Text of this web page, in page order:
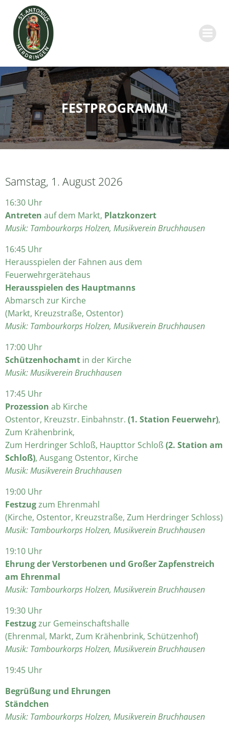
FESTPROGRAMM
Samstag, 1. August 2026
16:30 Uhr
Antreten auf dem Markt, Platzkonzert
Musik: Tambourkorps Holzen, Musikverein Bruchhausen
16:45 Uhr
Herausspielen der Fahnen aus dem
Feuerwehrgerätehaus
Herausspielen des Hauptmanns
Abmarsch zur Kirche
(Markt, Kreuzstraße, Ostentor)
Musik: Tambourkorps Holzen, Musikverein Bruchhausen
17:00 Uhr
Schützenhochamt in der Kirche
Musik: Musikverein Bruchhausen
17:45 Uhr
Prozession ab Kirche
Ostentor, Kreuzstr. Einbahnstr. (1. Station Feuerwehr),
Zum Krähenbrink,
Zum Herdringer Schloß, Haupttor Schloß(2. Station am
Schloß), Ausgang Ostentor, Kirche
Musik: Musikverein Bruchhausen
19:00 Uhr
Festzugzum Ehrenmahl
(Kirche, Ostentor, Kreuzstraße, Zum Herdringer Schloss)
Musik: Tambourkorps Holzen, Musikverein Bruchhausen
19:10 Uhr
Ehrung der Verstorbenen und Großer Zapfenstreich
am Ehrenmal
Musik: Tambourkorps Holzen, Musikverein Bruchhausen
19:30 Uhr
Festzugzur Gemeinschaftshalle
(Ehrenmal, Markt, Zum Krähenbrink, Schützenhof)
Musik: Tambourkorps Holzen, Musikverein Bruchhausen
19:45 Uhr
Begrüßung und Ehrungen
Ständchen
Musik: Tambourkorps Holzen, Musikverein Bruchhausen